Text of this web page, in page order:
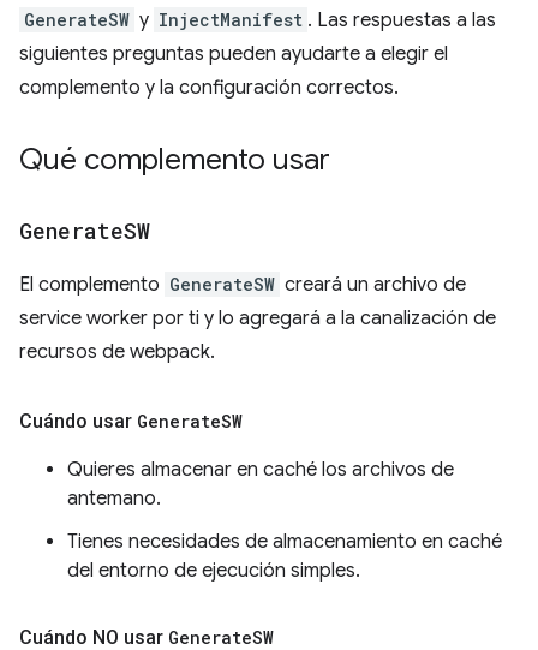
GenerateSW y InjectManifest . Las respuestas a las
siguientes preguntas pueden ayudarte a elegir el
complemento y la configuración correctos.
Qué complemento usar
GenerateSW
El complemento GenerateSW creará un archivo de
service worker por ti y lo agregará a la canalización de
recursos de webpack.
Cuándo usar GenerateSW
Quieres almacenar en caché los archivos de
antemano.
Tienes necesidades de almacenamiento en caché
del entorno de ejecución simples.
Cuándo NO usar GenerateSW